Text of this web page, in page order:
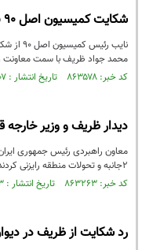
شکایت کمیسیون اصل 90 به دیوان عدالت برای عزل ظریف
نایب
محمد جواد ظریف با سمت معاونت
کد خبر: ۸۶۳۵۷۸ تاریخ انتشار : ۱۴۰۳/۱۱/۰۷
دیدار ظریف و وزیر
معاون راهبردی رئیس جمهوری
۲جانبه و تحولات منطقه رایزنی کردند.
کد خبر: ۸۶۳۲۶۳ تاریخ انتشار : ۱۴۰۳/۱۱/۰۳
رد شکایت از ظریف در